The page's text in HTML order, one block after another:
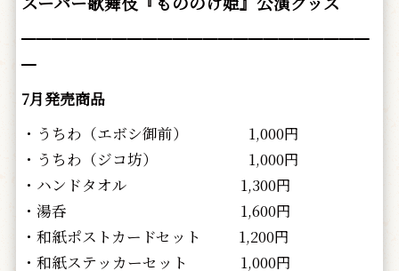
━━━━━━━━━━━━━━━━━━━━━━━
━
7月発売商品
・うちわ（エボシ御前） 1,000円
・うちわ（ジコ坊） 1,000円
・ハンドタオル 1,300円
・湯呑 1,600円
・和紙ポストカードセット 1,200円
・和紙ステッカーセット 1,000円